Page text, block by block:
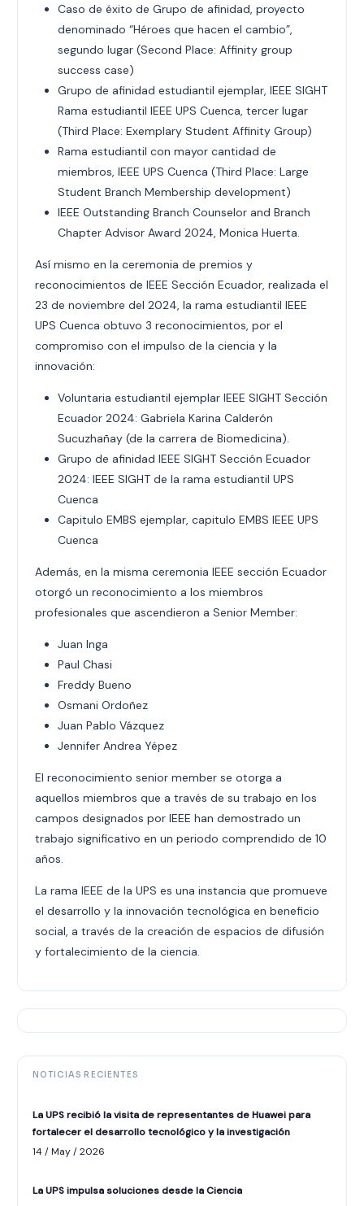
Caso de éxito de Grupo de afinidad, proyecto
denominado “Héroes que hacen el cambio”,
segundo lugar (Second Place: Affinity group
success case)
Grupo de afinidad estudiantil ejemplar, IEEE SIGHT
Rama estudiantil IEEE UPS Cuenca, tercer lugar
(Third Place: Exemplary Student Affinity Group)
Rama estudiantil con mayor cantidad de
miembros, IEEE UPS Cuenca (Third Place: Large
Student Branch Membership development)
IEEE Outstanding Branch Counselor and Branch
Chapter Advisor Award 2024, Monica Huerta.
Así mismo en la ceremonia de premios y
reconocimientos de IEEE Sección Ecuador, realizada el
23 de noviembre del 2024, la rama estudiantil IEEE
UPS Cuenca obtuvo 3 reconocimientos, por el
compromiso con el impulso de la ciencia y la
innovación:
Voluntaria estudiantil ejemplar IEEE SIGHT Sección
Ecuador 2024: Gabriela Karina Calderón
Sucuzhañay (de la carrera de Biomedicina).
Grupo de afinidad IEEE SIGHT Sección Ecuador
2024: IEEE SIGHT de la rama estudiantil UPS
Cuenca
Capitulo EMBS ejemplar, capitulo EMBS IEEE UPS
Cuenca
Además, en la misma ceremonia IEEE sección Ecuador
otorgó un reconocimiento a los miembros
profesionales que ascendieron a Senior Member:
Juan Inga
Paul Chasi
Freddy Bueno
Osmani Ordoñez
Juan Pablo Vázquez
Jennifer Andrea Yépez
El reconocimiento senior member se otorga a
aquellos miembros que a través de su trabajo en los
campos designados por IEEE han demostrado un
trabajo significativo en un periodo comprendido de 10
años.
La rama IEEE de la UPS es una instancia que promueve
el desarrollo y la innovación tecnológica en beneficio
social, a través de la creación de espacios de difusión
y fortalecimiento de la ciencia.
NOTICIAS RECIENTES
La UPS recibió la visita de representantes de Huawei para
fortalecer el desarrollo tecnológico y la investigación
14 / May / 2026
La UPS impulsa soluciones desde la Ciencia